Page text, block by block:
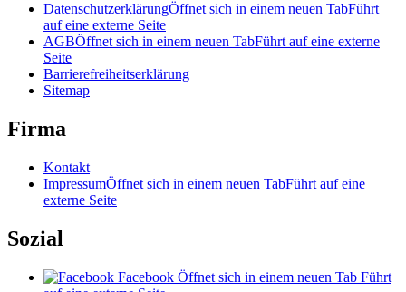
DatenschutzerklärungÖffnet sich in einem neuen TabFührt
auf eine externe Seite
AGBÖffnet sich in einem neuen TabFührt auf eine externe
Seite
Barrierefreiheitserklärung
Sitemap
Firma
Kontakt
ImpressumÖffnet sich in einem neuen TabFührt auf eine
externe Seite
Sozial
Facebook Öffnet sich in einem neuen Tab Führt